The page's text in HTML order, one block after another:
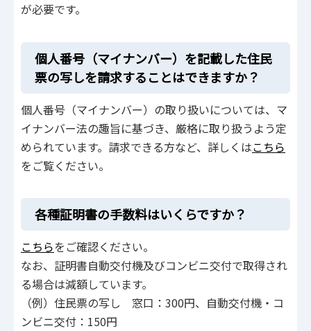
が必要です。
個人番号（マイナンバー）を記載した住民
票の写しを請求することはできますか？
個人番号（マイナンバー）の取り扱いについては、マ
イナンバー法の趣旨に基づき、厳格に取り扱うよう定
められています。請求できる方など、詳しくはこちら
をご覧ください。
各種証明書の手数料はいくらですか？
こちらをご確認ください。
なお、証明書自動交付機及びコンビニ交付で取得され
る場合は減額しています。
（例）住民票の写し 窓口：300円、自動交付機・コ
ンビニ交付：150円